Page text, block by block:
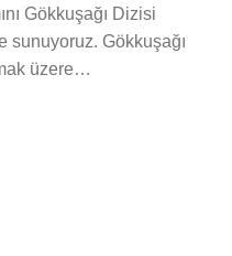
Gökkuşağı Dizisi
sunuyoruz. Gökkuşağı
üzere…